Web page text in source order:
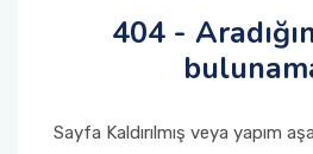
404 -
Sayfa Kaldırılmış veya yapım